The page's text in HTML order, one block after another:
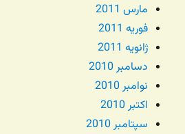
مارس 2011
فوریه 2011
ژانویه 2011
دسامبر 2010
نوامبر 2010
اکتبر 2010
سپتامبر 2010